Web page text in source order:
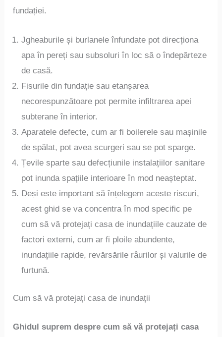
fundației.
Jgheaburile și burlanele înfundate pot direcționa
apa în pereți sau subsoluri în loc să o îndepărteze
de casă.
Fisurile din fundație sau etanșarea
necorespunzătoare pot permite infiltrarea apei
subterane în interior.
Aparatele defecte, cum ar fi boilerele sau mașinile
de spălat, pot avea scurgeri sau se pot sparge.
Țevile sparte sau defecțiunile instalațiilor sanitare
pot inunda spațiile interioare în mod neașteptat.
Deși este important să înțelegem aceste riscuri,
acest ghid se va concentra în mod specific pe
cum să vă protejați casa de inundațiile cauzate de
factori externi, cum ar fi ploile abundente,
inundațiile rapide, revărsările râurilor și valurile de
furtună.
Cum să vă protejați casa de inundații
Ghidul suprem despre cum să vă protejați casa